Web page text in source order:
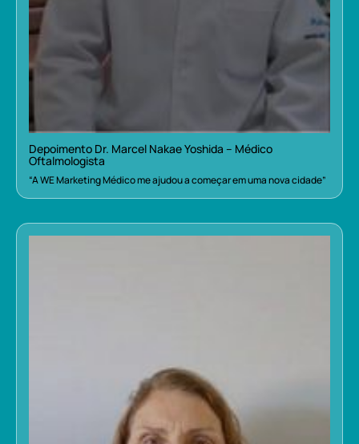
Depoimento Dr. Marcel Nakae Yoshida – Médico
Oftalmologista
“A WE Marketing Médico me ajudou a começar em uma nova cidade”